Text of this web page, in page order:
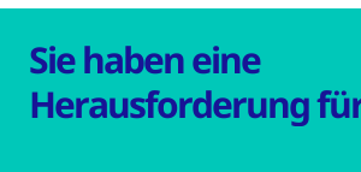
Sie haben eine
Herausforderung